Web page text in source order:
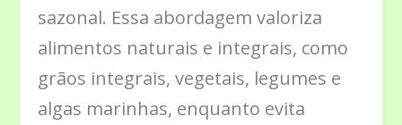
sazonal. Essa abordagem valoriza
alimentos naturais e integrais, como
grãos integrais, vegetais, legumes e
algas marinhas, enquanto evita